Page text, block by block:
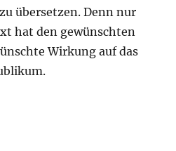
übersetzen. Denn nur
hat den gewünschten
Wirkung auf das